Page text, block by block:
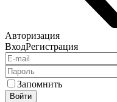
Авторизация
ВходРегистрация
Запомнить
Войти